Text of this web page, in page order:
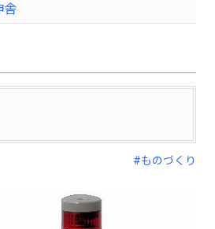
舎
#ものづくり